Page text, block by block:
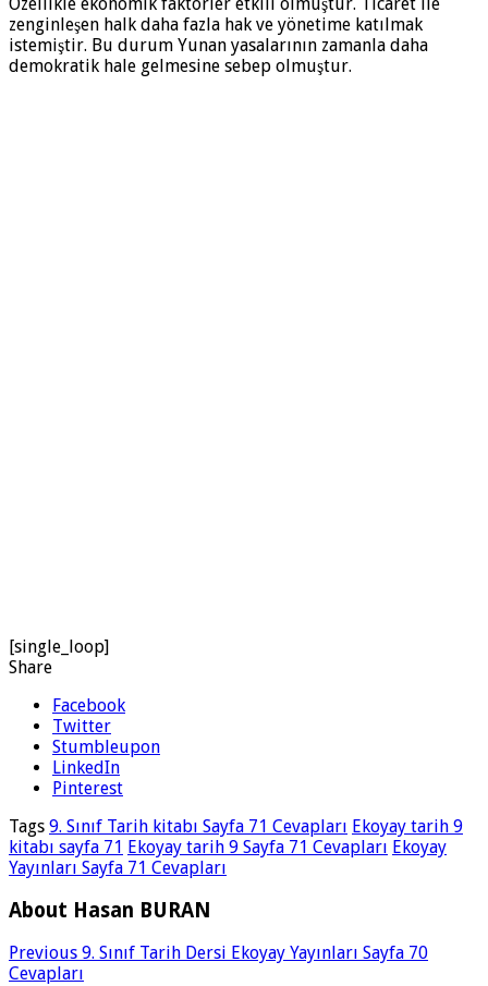
Özellikle ekonomik faktörler etkili olmuştur. Ticaret ile
zenginleşen halk daha fazla hak ve yönetime katılmak
istemiştir. Bu durum Yunan yasalarının zamanla daha
demokratik hale gelmesine sebep olmuştur.
[single_loop]
Share
Facebook
Twitter
Stumbleupon
LinkedIn
Pinterest
Tags 9. Sınıf Tarih kitabı Sayfa 71 Cevapları Ekoyay tarih 9
kitabı sayfa 71 Ekoyay tarih 9 Sayfa 71 Cevapları Ekoyay
Yayınları Sayfa 71 Cevapları
About Hasan BURAN
Previous 9. Sınıf Tarih Dersi Ekoyay Yayınları Sayfa 70
Cevapları